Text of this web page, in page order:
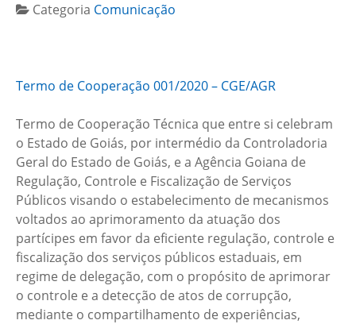
Categoria Comunicação
Termo de Cooperação 001/2020 – CGE/AGR
Termo de Cooperação Técnica que entre si celebram
o Estado de Goiás, por intermédio da Controladoria
Geral do Estado de Goiás, e a Agência Goiana de
Regulação, Controle e Fiscalização de Serviços
Públicos visando o estabelecimento de mecanismos
voltados ao aprimoramento da atuação dos
partícipes em favor da eficiente regulação, controle e
fiscalização dos serviços públicos estaduais, em
regime de delegação, com o propósito de aprimorar
o controle e a detecção de atos de corrupção,
mediante o compartilhamento de experiências,